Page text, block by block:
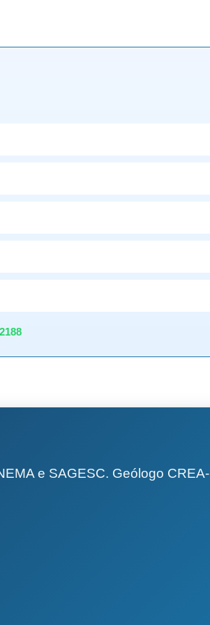
e SAGESC. Geólogo CREA-